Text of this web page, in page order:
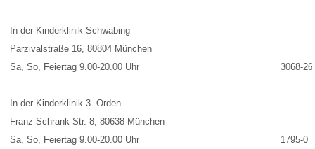
In der Kinderklinik Schwabing
Parzivalstraße 16, 80804 München
Sa, So, Feiertag 9.00-20.00 Uhr
3068-
In der Kinderklinik 3. Orden
Franz-Schrank-Str. 8, 80638 München
Sa, So, Feiertag 9.00-20.00 Uhr
1795-0